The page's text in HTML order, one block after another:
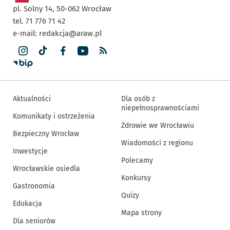
pl. Solny 14, 50-062 Wrocław
tel. 71 776 71 42
e-mail: redakcja@araw.pl
Aktualności
Komunikaty i ostrzeżenia
Bezpieczny Wrocław
Inwestycje
Wrocławskie osiedla
Gastronomia
Edukacja
Dla seniorów
Dla osób z
niepełnosprawnościami
Zdrowie we Wrocławiu
Wiadomości z regionu
Polecamy
Konkursy
Quizy
Mapa strony